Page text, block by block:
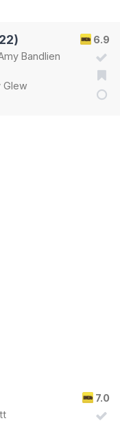
6.9
Bandlien
Glew
7.0